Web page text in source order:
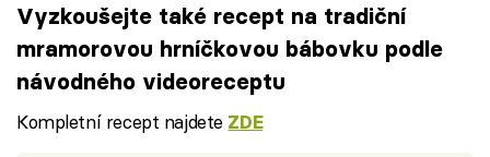
Vyzkoušejte také recept na tradiční
mramorovou hrníčkovou bábovku podle
návodného videoreceptu
Kompletní recept najdete ZDE